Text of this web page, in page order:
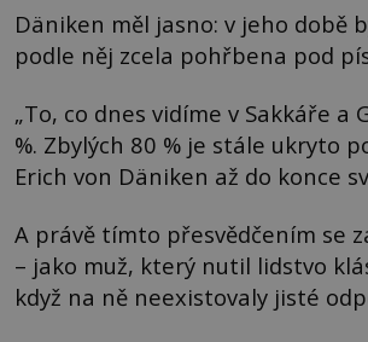
Däniken měl jasno: v jeho době
podle něj zcela pohřbena pod
„To, co dnes vidíme v Sakkáře a
%. Zbylých 80 % je stále ukryto
Erich von Däniken až do konce
A právě tímto přesvědčením se
– jako muž, který nutil lidstvo
když na ně neexistovaly jisté